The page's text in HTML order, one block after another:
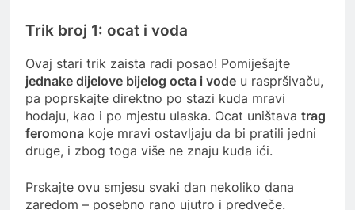
Trik broj 1: ocat i voda
Ovaj stari trik zaista radi posao! Pomiješajte
jednake dijelove bijelog octa i vode u raspršivaču,
pa poprskajte direktno po stazi kuda mravi
hodaju, kao i po mjestu ulaska. Ocat uništava trag
feromona koje mravi ostavljaju da bi pratili jedni
druge, i zbog toga više ne znaju kuda ići.
Prskajte ovu smjesu svaki dan nekoliko dana
zaredom – posebno rano ujutro i predveče.